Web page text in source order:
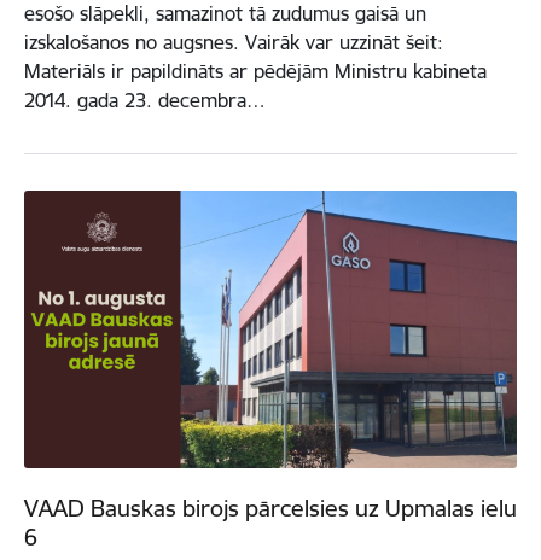
esošo slāpekli, samazinot tā zudumus gaisā un
izskalošanos no augsnes. Vairāk var uzzināt šeit:
Materiāls ir papildināts ar pēdējām Ministru kabineta
2014. gada 23. decembra…
VAAD Bauskas birojs pārcelsies uz Upmalas ielu
6